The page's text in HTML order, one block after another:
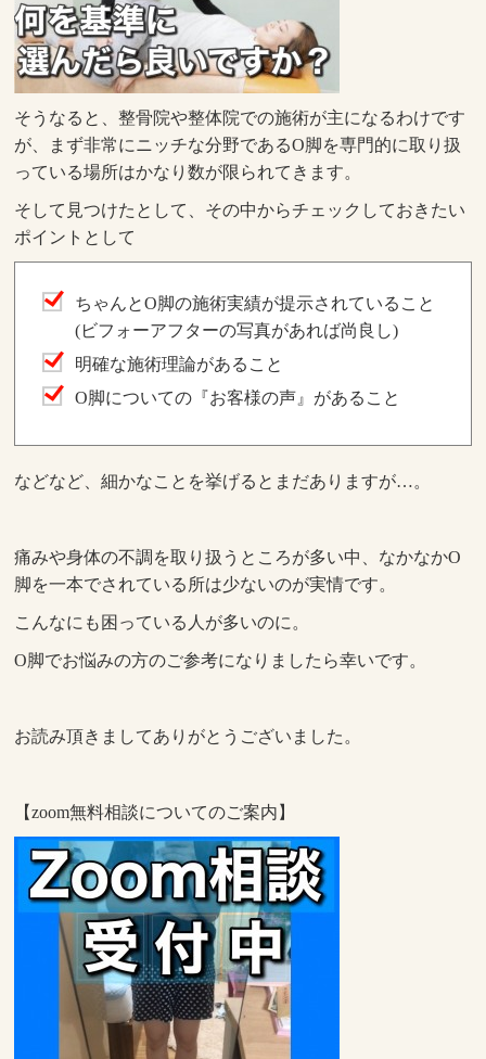
そうなると、整骨院や整体院での施術が主になるわけです
が、まず非常にニッチな分野であるO脚を専門的に取り扱
っている場所はかなり数が限られてきます。
そして見つけたとして、その中からチェックしておきたい
ポイントとして
ちゃんとO脚の施術実績が提示されていること
(ビフォーアフターの写真があれば尚良し)
明確な施術理論があること
O脚についての『お客様の声』があること
などなど、細かなことを挙げるとまだありますが…。
痛みや身体の不調を取り扱うところが多い中、なかなかO
脚を一本でされている所は少ないのが実情です。
こんなにも困っている人が多いのに。
O脚でお悩みの方のご参考になりましたら幸いです。
お読み頂きましてありがとうございました。
【zoom無料相談についてのご案内】